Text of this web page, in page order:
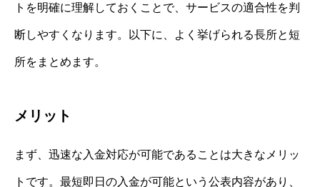
トを明確に理解しておくことで、サービスの適合性を判
断しやすくなります。以下に、よく挙げられる長所と短
所をまとめます。
メリット
まず、迅速な入金対応が可能であることは大きなメリッ
トです。最短即日の入金が可能という公表内容があり、